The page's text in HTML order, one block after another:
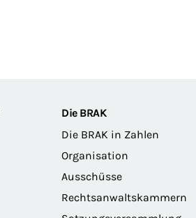
Die BRAK
Die BRAK in Zahlen
Organisation
Ausschüsse
Rechtsanwaltskammern